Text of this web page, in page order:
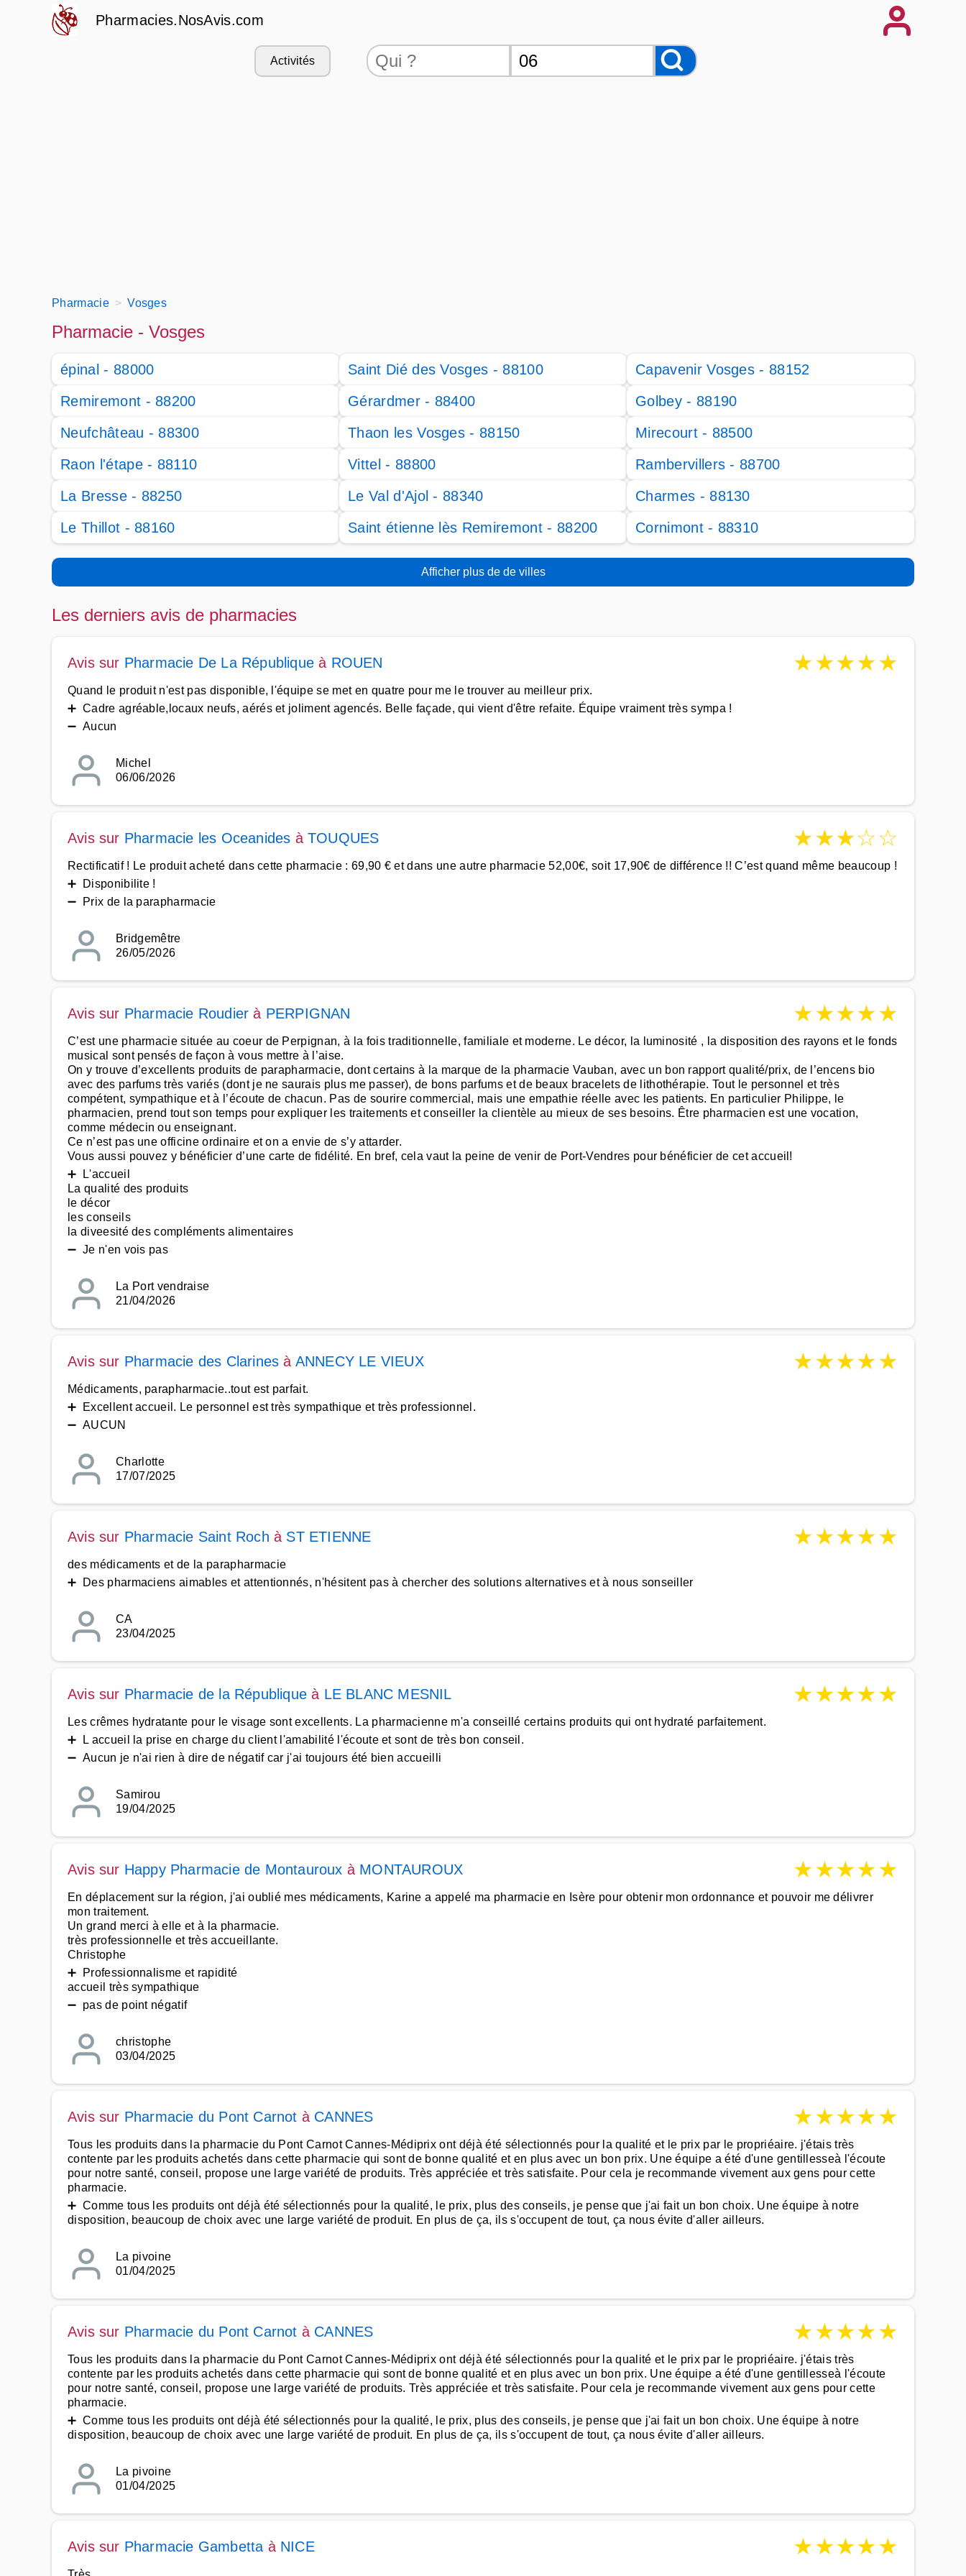
Pharmacies.NosAvis.com
Activités
Pharmacie Vosges
Pharmacie - Vosges
épinal - 88000 Saint Dié des Vosges - 88100
Capavenir Vosges - 88152
Remiremont - 88200
Gérardmer - 88400
Golbey - 88190
Neufchâteau - 88300
Thaon les Vosges - 88150
Mirecourt - 88500
Raon l'étape - 88110
Vittel - 88800
Rambervillers - 88700
La Bresse - 88250
Le Val d'Ajol - 88340
Charmes - 88130
Le Thillot - 88160
Saint étienne lès Remiremont - 88200 Cornimont - 88310
Afficher plus de de villes
Les derniers avis de pharmacies
Avis sur Pharmacie De La République à ROUEN ★★★★★
Quand le produit n'est pas disponible, l'équipe se met en quatre pour me le trouver au meilleur prix.
➕ Cadre agréable,locaux neufs, aérés et joliment agencés. Belle façade, qui vient d'être refaite. Équipe vraiment très sympa !
➖ Aucun
Michel
06/06/2026
Avis sur Pharmacie les Oceanides àTOUQUES ★★★☆☆
Rectificatif ! Le produit acheté dans cette pharmacie : 69,90 € et dans une autre pharmacie 52,00€, soit 17,90€ de différence !! C’est quand même beaucoup !
➕ Disponibilite !
➖ Prix de la parapharmacie
Bridgemêtre
26/05/2026
Avis sur Pharmacie Roudier à PERPIGNAN ★★★★★
C’est une pharmacie située au coeur de Perpignan, à la fois traditionnelle, familiale et moderne. Le décor, la luminosité , la disposition des rayons et le fonds
musical sont pensés de façon à vous mettre à l’aise.
On y trouve d’excellents produits de parapharmacie, dont certains à la marque de la pharmacie Vauban, avec un bon rapport qualité/prix, de l’encens bio
avec des parfums très variés (dont je ne saurais plus me passer), de bons parfums et de beaux bracelets de lithothérapie. Tout le personnel et très
compétent, sympathique et à l’écoute de chacun. Pas de sourire commercial, mais une empathie réelle avec les patients. En particulier Philippe, le
pharmacien, prend tout son temps pour expliquer les traitements et conseiller la clientèle au mieux de ses besoins. Être pharmacien est une vocation,
comme médecin ou enseignant.
Ce n’est pas une officine ordinaire et on a envie de s’y attarder.
Vous aussi pouvez y bénéficier d’une carte de fidélité. En bref, cela vaut la peine de venir de Port-Vendres pour bénéficier de cet accueil!
➕ L'accueil
La qualité des produits
le décor
les conseils
la diveesité des compléments alimentaires
➖ Je n'en vois pas
La Port vendraise
21/04/2026
Avis sur Pharmacie des Clarines à ANNECY LE VIEUX ★★★★★
Médicaments, parapharmacie..tout est parfait.
➕ Excellent accueil. Le personnel est très sympathique et très professionnel.
➖ AUCUN
Charlotte
17/07/2025
Avis sur Pharmacie Saint Roch à ST ETIENNE ★★★★★
des médicaments et de la parapharmacie
➕ Des pharmaciens aimables et attentionnés, n'hésitent pas à chercher des solutions alternatives et à nous sonseiller
CA
23/04/2025
Avis sur Pharmacie de la République à LE BLANC MESNIL ★★★★★
Les crêmes hydratante pour le visage sont excellents. La pharmacienne m'a conseillé certains produits qui ont hydraté parfaitement.
➕ L accueil la prise en charge du client l'amabilité l'écoute et sont de très bon conseil.
➖ Aucun je n'ai rien à dire de négatif car j'ai toujours été bien accueilli
Samirou
19/04/2025
Avis sur Happy Pharmacie de Montauroux à MONTAUROUX ★★★★★
En déplacement sur la région, j'ai oublié mes médicaments, Karine a appelé ma pharmacie en Isère pour obtenir mon ordonnance et pouvoir me délivrer
mon traitement.
Un grand merci à elle et à la pharmacie.
très professionnelle et très accueillante.
Christophe
➕ Professionnalisme et rapidité
accueil très sympathique
➖ pas de point négatif
christophe
03/04/2025
Avis sur Pharmacie du Pont Carnot à CANNES ★★★★★
Tous les produits dans la pharmacie du Pont Carnot Cannes-Médiprix ont déjà été sélectionnés pour la qualité et le prix par le propriéaire. j'étais très
contente par les produits achetés dans cette pharmacie qui sont de bonne qualité et en plus avec un bon prix. Une équipe a été d'une gentillesseà l'écoute
pour notre santé, conseil, propose une large variété de produits. Très appréciée et très satisfaite. Pour cela je recommande vivement aux gens pour cette
pharmacie.
➕ Comme tous les produits ont déjà été sélectionnés pour la qualité, le prix, plus des conseils, je pense que j'ai fait un bon choix. Une équipe à notre
disposition, beaucoup de choix avec une large variété de produit. En plus de ça, ils s'occupent de tout, ça nous évite d'aller ailleurs.
La pivoine
01/04/2025
Avis sur Pharmacie du Pont Carnot à CANNES ★★★★★
Tous les produits dans la pharmacie du Pont Carnot Cannes-Médiprix ont déjà été sélectionnés pour la qualité et le prix par le propriéaire. j'étais très
contente par les produits achetés dans cette pharmacie qui sont de bonne qualité et en plus avec un bon prix. Une équipe a été d'une gentillesseà l'écoute
pour notre santé, conseil, propose une large variété de produits. Très appréciée et très satisfaite. Pour cela je recommande vivement aux gens pour cette
pharmacie.
➕ Comme tous les produits ont déjà été sélectionnés pour la qualité, le prix, plus des conseils, je pense que j'ai fait un bon choix. Une équipe à notre
disposition, beaucoup de choix avec une large variété de produit. En plus de ça, ils s'occupent de tout, ça nous évite d'aller ailleurs.
La pivoine
01/04/2025
Avis sur Pharmacie Gambetta à NICE ★★★★★